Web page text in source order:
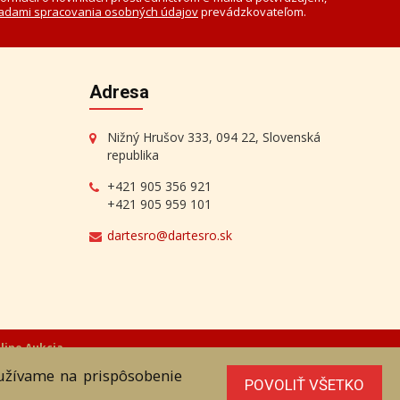
spracovania osobných údajovprevádzkovateľom.
Adresa
Nižný Hrušov 333, 094 22, Slovenská
republika
+421 905 356 921
+421 905 959 101
dartesro@dartesro.sk
Aukcia
Všetky práva sú vyhradené.
na prispôsobenie
POVOLIŤ VŠETKO